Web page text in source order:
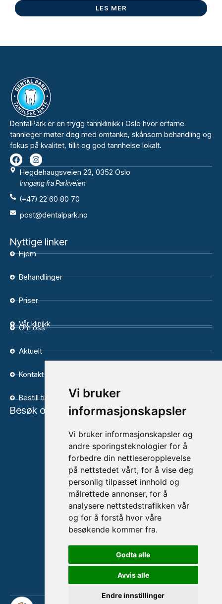
Vi bruker
informasjonskapsler
Vi bruker informasjonskapsler og
andre sporingsteknologier for å
forbedre din nettleseropplevelse
på nettstedet vårt, for å vise deg
personlig tilpasset innhold og
målrettede annonser, for å
analysere nettstedstrafikken vår
og for å forstå hvor våre
besøkende kommer fra.
Godta alle
Avvis alle
Endre innstillinger
LES MER
DentalPark er en trygg tannklinikk i Oslo hvor erfarne
tannleger møter deg med omtanke, skånsom behandling og
fokus på kvalitet, tillit og god tannhelse lokalt.
Hegdehaugsveien 23, 0352 Oslo
Inngang fra Parkveien
(+47) 22 60 80 70
post@dentalpark.no
Nyttige linker
Hjem
Behandlinger
Priser
Vår klinikk
Om oss
Aktuelt
Kontakt
Bestill time
Besøk oss